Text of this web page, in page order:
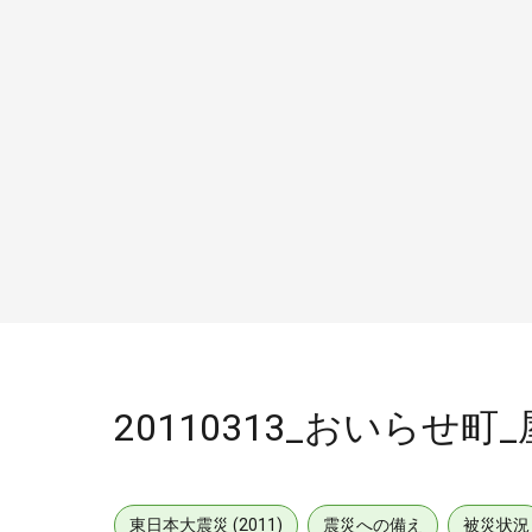
20110313_おいらせ町_
東日本大震災 (2011) 震災への備え 被災状況